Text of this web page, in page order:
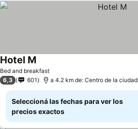
Bed and breakfast
Hotel M
6,3 601 a 4.2 km de: Centro de la ciudad
Seleccioná las fechas para ver los
precios exactos